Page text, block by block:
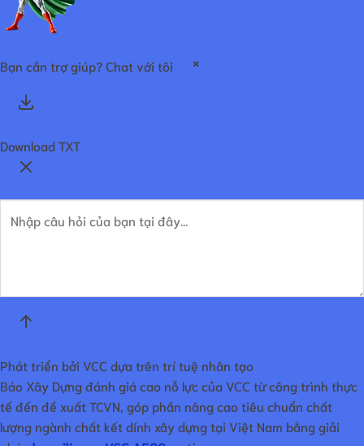
Bạn cần trợ giúp? Chat với tôi ×
Download TXT
Phát triển bởi VCC dựa trên trí tuệ nhân tạo
Báo Xây Dựng đánh giá cao nỗ lực của VCC từ công trình thực
tế đến đề xuất TCVN, góp phần nâng cao tiêu chuẩn chất
lượng ngành chất kết dính xây dựng tại Việt Nam bằng giải